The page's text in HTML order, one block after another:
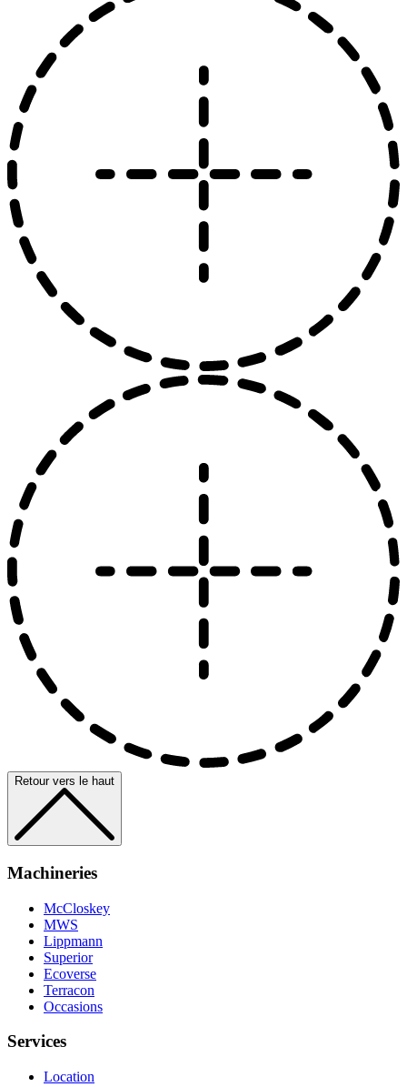
Retour vers le haut
Machineries
McCloskey
MWS
Lippmann
Superior
Ecoverse
Terracon
Occasions
Services
Location